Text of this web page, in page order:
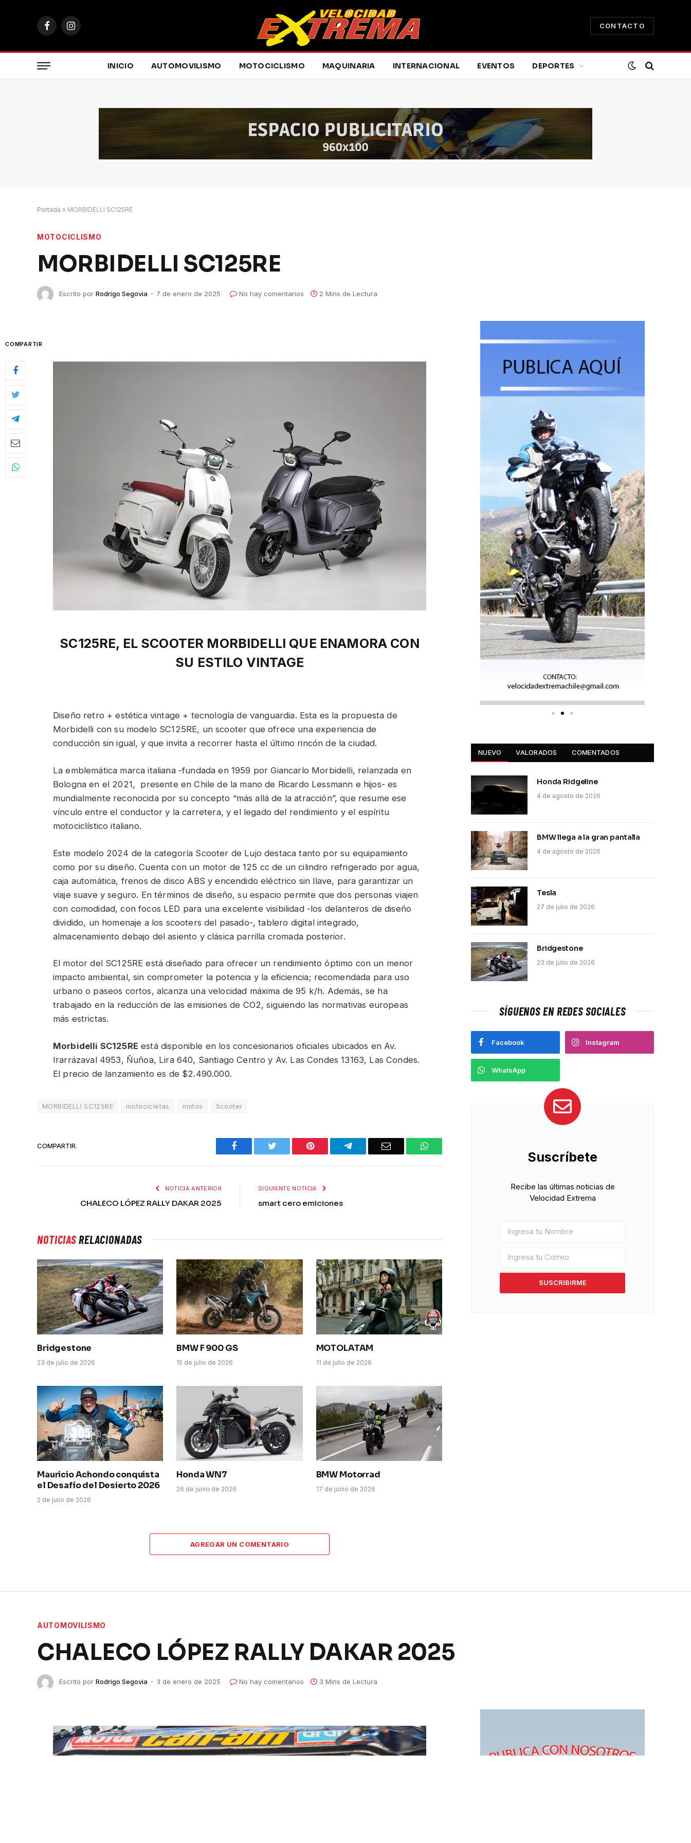
FacebookInstagram
CONTACTO
INICIO AUTOMOVILISMO MOTOCICLISMO MAQUINARIA INTERNACIONAL EVENTOS DEPORTES
Portada » MORBIDELLI SC125RE
MOTOCICLISMO
MORBIDELLI SC125RE
Escrito por Rodrigo Segovia 7 de enero de 2025 No hay comentarios 2 Mins de Lectura
COMPARTIR
SC125RE, EL SCOOTER MORBIDELLI QUE ENAMORA CON
SU ESTILO VINTAGE
Diseño retro + estética vintage + tecnología de vanguardia. Esta es la propuesta de
Morbidelli con su modelo SC125RE, un scooter que ofrece una experiencia de
conducción sin igual, y que invita a recorrer hasta el último rincón de la ciudad.
La emblemática marca italiana -fundada en 1959 por Giancarlo Morbidelli, relanzada en
Bologna en el 2021, presente en Chile de la mano de Ricardo Lessmann e hijos- es
mundialmente reconocida por su concepto “más allá de la atracción”, que resume ese
vínculo entre el conductor y la carretera, y el legado del rendimiento y el espíritu
motociclístico italiano.
Este modelo 2024 de la categoría Scooter de Lujo destaca tanto por su equipamiento
como por su diseño. Cuenta con un motor de 125 cc de un cilindro refrigerado por agua,
caja automática, frenos de disco ABS y encendido eléctrico sin llave, para garantizar un
viaje suave y seguro. En términos de diseño, su espacio permite que dos personas viajen
con comodidad, con focos LED para una excelente visibilidad -los delanteros de diseño
dividido, un homenaje a los scooters del pasado-, tablero digital integrado,
almacenamiento debajo del asiento y clásica parrilla cromada posterior.
El motor del SC125RE está diseñado para ofrecer un rendimiento óptimo con un menor
impacto ambiental, sin comprometer la potencia y la eficiencia; recomendada para uso
urbano o paseos cortos, alcanza una velocidad máxima de 95 k/h. Además, se ha
trabajado en la reducción de las emisiones de CO2, siguiendo las normativas europeas
más estrictas.
Morbidelli SC125RE está disponible en los concesionarios oficiales ubicados en Av.
Irarrázaval 4953, Ñuñoa, Lira 640, Santiago Centro y Av. Las Condes 13163, Las Condes.
El precio de lanzamiento es de $2.490.000.
MORBIDELLI SC125RE motocicletas motos Scooter
COMPARTIR. Facebook Twitter Pinterest Telegram Email WhatsApp
NOTICIA ANTERIOR
CHALECO LÓPEZ RALLY DAKAR 2025
SIGUIENTE NOTICIA
smart cero emiciones
NOTICIASRELACIONADAS
Bridgestone
23 de julio de 2026
BMW F 900 GS
15 de julio de 2026
MOTOLATAM
11 de julio de 2026
Mauricio Achondo conquista
el Desafío del Desierto 2026
2 de julio de 2026
Honda WN7
26 de junio de 2026
BMW Motorrad
17 de junio de 2026
AGREGAR UN COMENTARIO
NUEVO VALORADOS COMENTADOS
Honda Ridgeline
4 de agosto de 2026
BMW llega a la gran pantalla
4 de agosto de 2026
Tesla
27 de julio de 2026
Bridgestone
23 de julio de 2026
SÍGUENOS EN REDES SOCIALES
Facebook Instagram
WhatsApp
Suscríbete
Recibe las últimas noticias de
Velocidad Extrema
SUSCRIBIRME
AUTOMOVILISMO
CHALECO LÓPEZ RALLY DAKAR 2025
Escrito por Rodrigo Segovia 3 de enero de 2025 No hay comentarios 3 Mins de Lectura